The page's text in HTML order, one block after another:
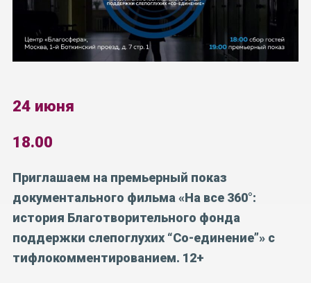
24 июня
18.00
Приглашаем на премьерный показ
документального фильма «На все 360°:
история Благотворительного фонда
поддержки слепоглухих “Со-единение”» с
тифлокомментированием. 12+